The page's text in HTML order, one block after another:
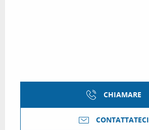
CHIAMARE
CONTATTATECI